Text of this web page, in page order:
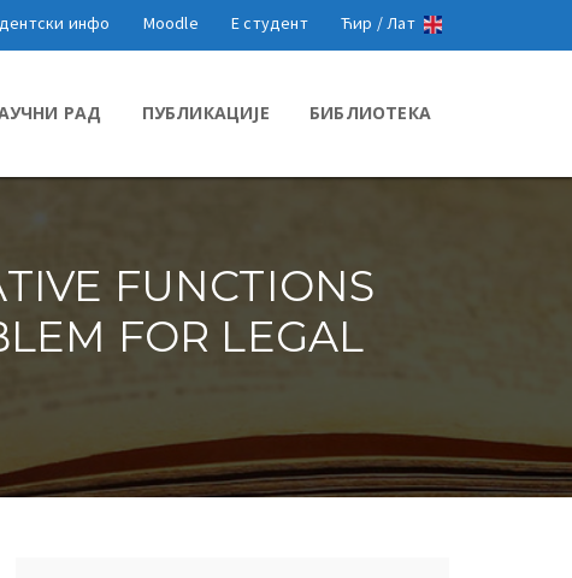
инфо Moodle Е студент Ћир /Лат
РАД ПУБЛИКАЦИЈЕ БИБЛИОТЕКА
FUNCTIONS
FOR LEGAL